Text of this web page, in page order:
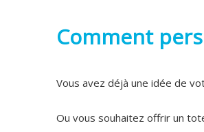
Comment
Vous avez déjà une idée de
Ou vous souhaitez offrir un